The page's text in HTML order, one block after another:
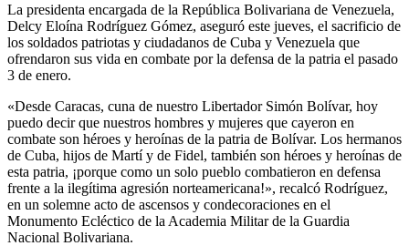
La presidenta encargada de la República Bolivariana de Venezuela,
Delcy Eloína Rodríguez Gómez, aseguró este jueves, el sacrificio de
los soldados patriotas y ciudadanos de Cuba y Venezuela que
ofrendaron sus vida en combate por la defensa de la patria el pasado
3 de enero.
«Desde Caracas, cuna de nuestro Libertador Simón Bolívar, hoy
puedo decir que nuestros hombres y mujeres que cayeron en
combate son héroes y heroínas de la patria de Bolívar. Los hermanos
de Cuba, hijos de Martí y de Fidel, también son héroes y heroínas de
esta patria, ¡porque como un solo pueblo combatieron en defensa
frente a la ilegítima agresión norteamericana!», recalcó Rodríguez,
en un solemne acto de ascensos y condecoraciones en el
Monumento Ecléctico de la Academia Militar de la Guardia
Nacional Bolivariana.